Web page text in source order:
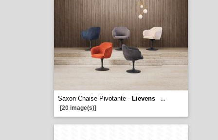
Saxon Chaise Pivotante - Lievens
...
[20 image(s)]